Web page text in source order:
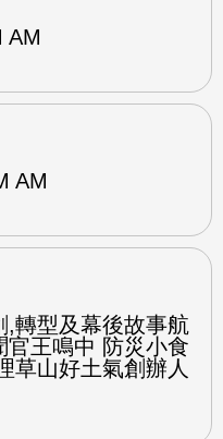
AM
AM
,轉型及幕後故事航
官王鳴中 防災小食
草山好土氣創辦人